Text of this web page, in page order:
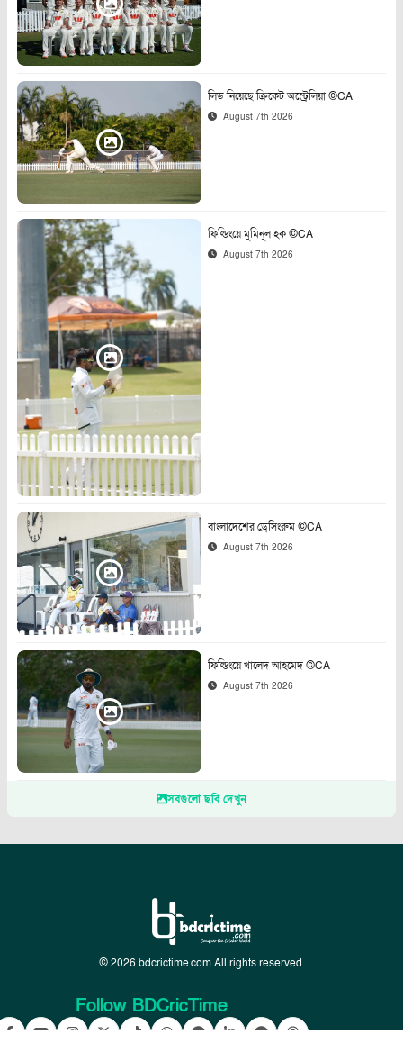
লিড নিয়েছে ক্রিকেট অস্ট্রেলিয়া ©CA
August 7th 2026
ফিল্ডিংয়ে মুমিনুল হক ©CA
August 7th 2026
বাংলাদেশের ড্রেসিংরুম ©CA
August 7th 2026
ফিল্ডিংয়ে খালেদ আহমেদ ©CA
August 7th 2026
সবগুলো ছবি দেখুন
© 2026 bdcrictime.com All rights reserved.
Follow BDCricTime